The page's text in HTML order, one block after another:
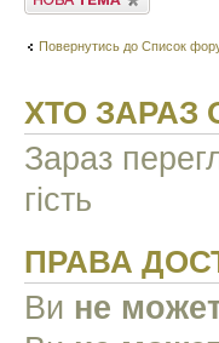
Повернутись до Список
ХТО ЗАРАЗ
Зараз
гість
ПРАВА
Ви не